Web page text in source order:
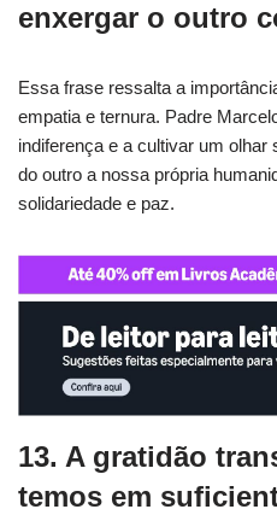
enxergar o outro
Essa frase ressalta a
empatia e ternura. Padre
indiferença e a cultivar um
do outro a nossa própria
solidariedade e paz.
13. A gratidão
temos em